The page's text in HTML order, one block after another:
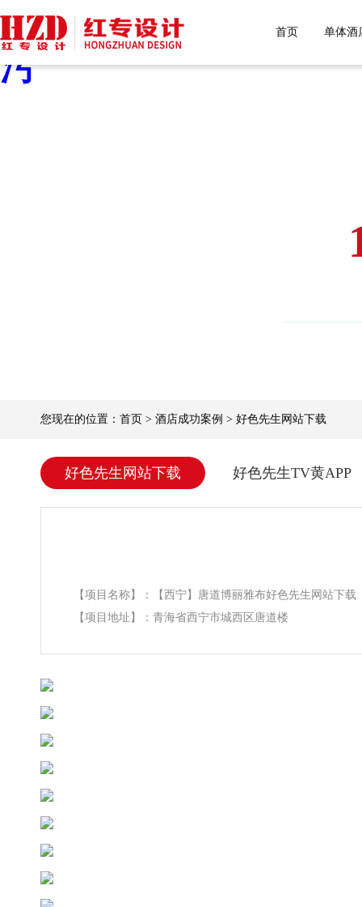
好色先生污下载,好色
污
首页 单体酒
您现在的位置： 首页 > 酒店成功案例 > 好色先生网站下载
好色先生网站下载 好色先生TV黄APP
【项目名称】：【西宁】唐道博丽雅布好色先生网站下载
【项目地址】：青海省西宁市城西区唐道楼